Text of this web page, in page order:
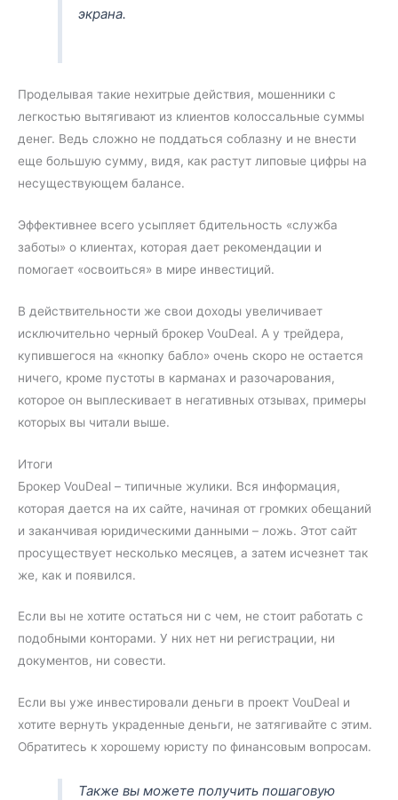
экрана.
Проделывая такие нехитрые действия, мошенники с
легкостью вытягивают из клиентов колоссальные суммы
денег. Ведь сложно не поддаться соблазну и не внести
еще большую сумму, видя, как растут липовые цифры на
несуществующем балансе.
Эффективнее всего усыпляет бдительность «служба
заботы» о клиентах, которая дает рекомендации и
помогает «освоиться» в мире инвестиций.
В действительности же свои доходы увеличивает
исключительно черный брокер VouDeal. А у трейдера,
купившегося на «кнопку бабло» очень скоро не остается
ничего, кроме пустоты в карманах и разочарования,
которое он выплескивает в негативных отзывах, примеры
которых вы читали выше.
Итоги
Брокер VouDeal – типичные жулики. Вся информация,
которая дается на их сайте, начиная от громких обещаний
и заканчивая юридическими данными – ложь. Этот сайт
просуществует несколько месяцев, а затем исчезнет так
же, как и появился.
Если вы не хотите остаться ни с чем, не стоит работать с
подобными конторами. У них нет ни регистрации, ни
документов, ни совести.
Если вы уже инвестировали деньги в проект VouDeal и
хотите вернуть украденные деньги, не затягивайте с этим.
Обратитесь к хорошему юристу по финансовым вопросам.
Также вы можете получить пошаговую